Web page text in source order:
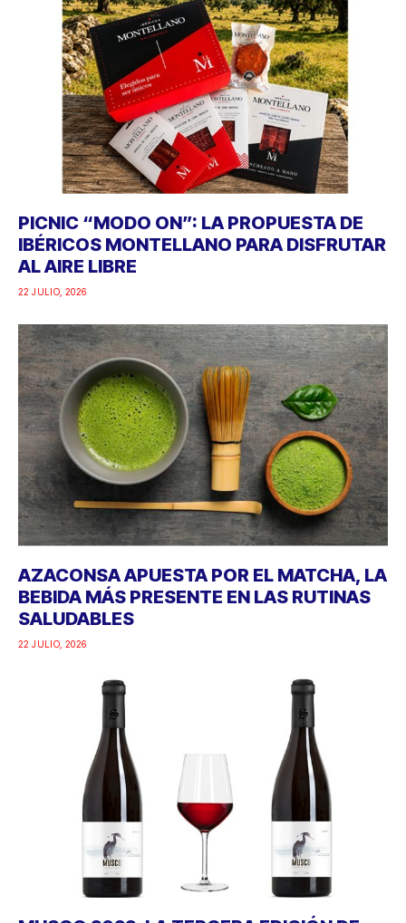
PICNIC “MODO ON”: LA PROPUESTA DE
IBÉRICOS MONTELLANO PARA DISFRUTAR
AL AIRE LIBRE
22 JULIO, 2026
AZACONSA APUESTA POR EL MATCHA, LA
BEBIDA MÁS PRESENTE EN LAS RUTINAS
SALUDABLES
22 JULIO, 2026